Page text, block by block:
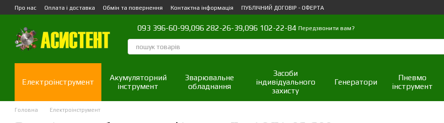
Перейти до основного контенту
Про нас Оплата і доставка Обмін та повернення Контактна інформація ПУБЛІЧНИЙ ДОГОВІР - ОФЕРТА
093 396-60-99,096 282-26-39,096 102-22-84 Передзвонити вам?
Електроінструмент
Акумуляторний
інструмент
Зварювальне
обладнання
Засоби
індивідуального
захисту
Генератори
Пневмо
інструмент
Головна Електроінструмент